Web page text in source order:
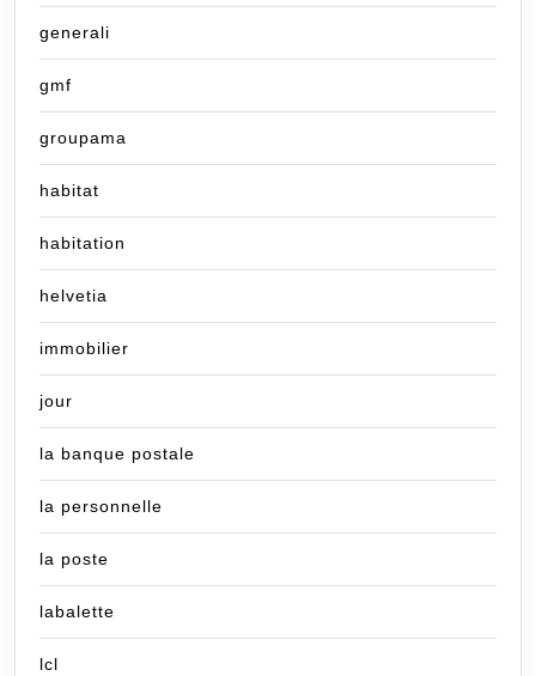
generali
gmf
groupama
habitat
habitation
helvetia
immobilier
jour
la banque postale
la personnelle
la poste
labalette
lcl